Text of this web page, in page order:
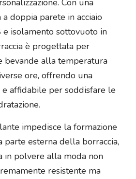
Con una
doppia parete in acciaio
isolamento sottovuoto in
è progettata per
bevande alla temperatura
ore, offrendo una
e affidabile per soddisfare le
impedisce la formazione
parte esterna della borraccia,
in polvere alla moda non
resistente ma